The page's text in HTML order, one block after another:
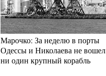
Марочко: За неделю в порты
Одессы и Николаева не вошел
ни один крупный корабль